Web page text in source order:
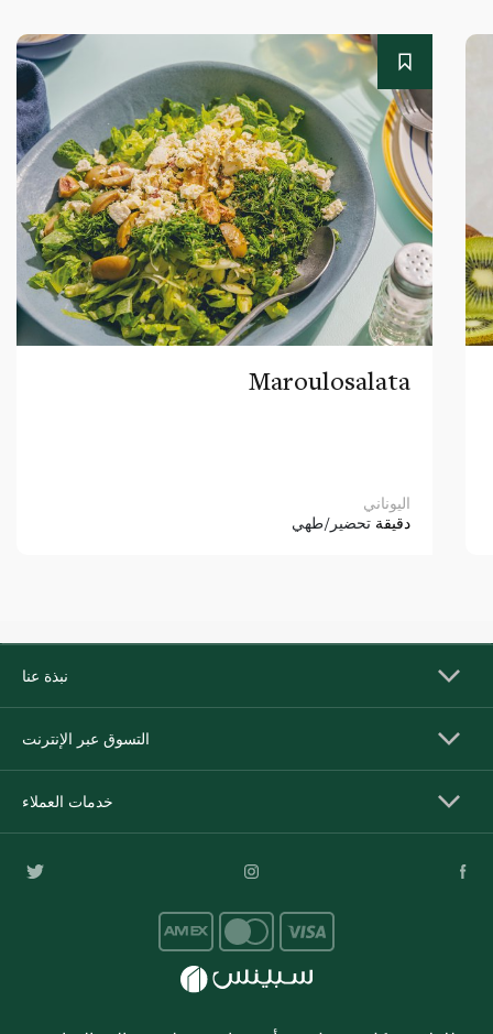
Maroulosalata
اليوناني
دقيقة تحضير/طهي
نبذة عنا
التسوق عبر الإنترنت
خدمات العملاء